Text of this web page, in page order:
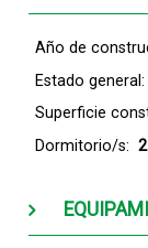
Año de
Estado general:
Superficie
Dormitorio/s: 2